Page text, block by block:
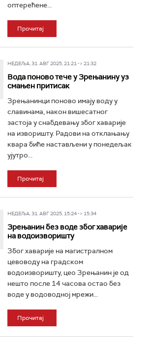
оптерећене...
Прочитај
НЕДЕЉА, 31. АВГ 2025, 21:21 -> 21:32
Вода поново тече у Зрењанину уз
смањен притисак
Зрењанинци поново имају воду у
славинама, након вишесатног
застоја у снабдевању због хаварије
на изворишту. Радови на отклањању
квара биће настављени у понедељак
ујутро...
Прочитај
НЕДЕЉА, 31. АВГ 2025, 15:24 -> 15:34
Зрењанин без воде због хаварије
на водоизворишту
Због хаварије на магистралном
цевоводу на градском
водоизворишту, цео Зрењанин је од
нешто после 14 часова остао без
воде у водоводној мрежи...
Прочитај